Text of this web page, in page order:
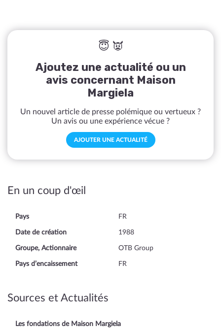
😇 👿
Ajoutez une actualité ou un
avis concernant Maison
Margiela
Un nouvel article de presse polémique ou vertueux ?
Un avis ou une expérience vécue ?
AJOUTER UNE ACTUALITÉ
En un coup d'œil
Pays FR
Date de création 1988
Groupe, Actionnaire OTB Group
Pays d’encaissement FR
Sources et Actualités
Les fondations de Maison Margiela